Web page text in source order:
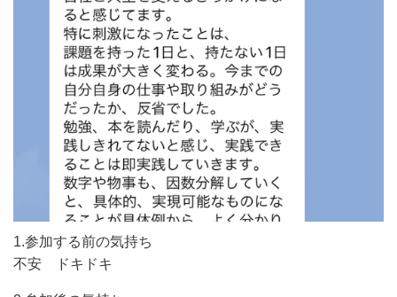
1.参加する前の気持ち
不安 ドキドキ